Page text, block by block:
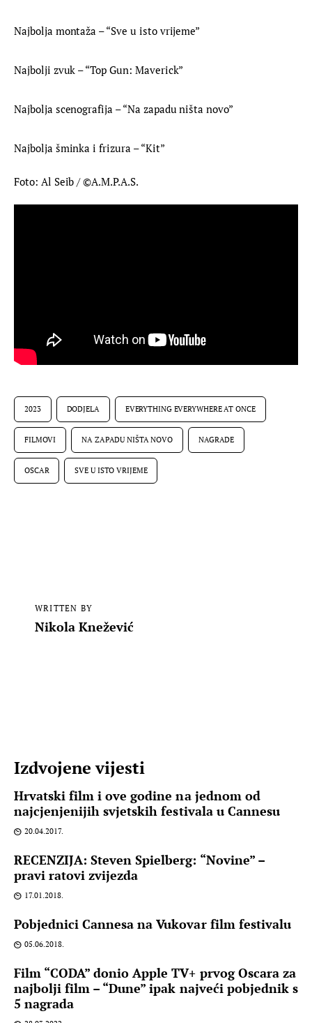
Najbolja montaža – “Sve u isto vrijeme”
Najbolji zvuk – “Top Gun: Maverick”
Najbolja scenografija – “Na zapadu ništa novo”
Najbolja šminka i frizura – “Kit”
Foto: Al Seib / ©A.M.P.A.S.
2023 DODJELA EVERYTHING EVERYWHERE AT ONCE
FILMOVI NA ZAPADU NIŠTA NOVO NAGRADE
OSCAR SVE U ISTO VRIJEME
WRITTEN BY
Nikola Knežević
Izdvojene vijesti
Hrvatski film i ove godine na jednom od
najcjenjenijih svjetskih festivala u Cannesu
20.04.2017.
RECENZIJA: Steven Spielberg: “Novine” –
pravi ratovi zvijezda
17.01.2018.
Pobjednici Cannesa na Vukovar film festivalu
05.06.2018.
Film “CODA” donio Apple TV+ prvog Oscara za
najbolji film – “Dune” ipak najveći pobjednik s
5 nagrada